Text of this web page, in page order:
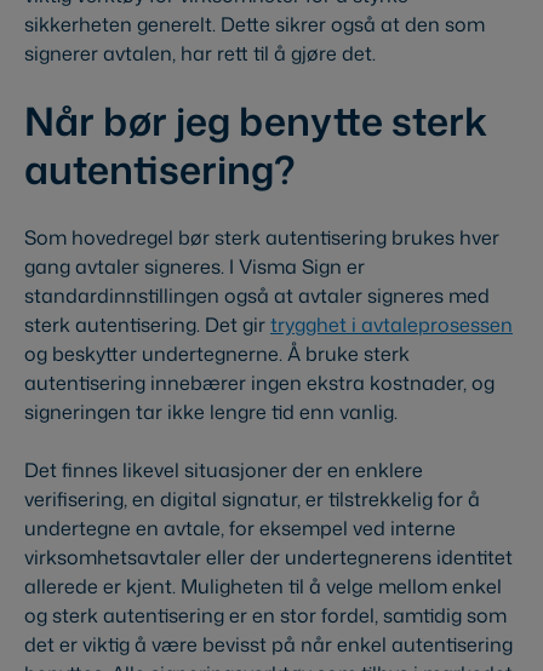
sikkerheten generelt. Dette sikrer også at den som
signerer avtalen, har rett til å gjøre det.
Når bør jeg benytte sterk
autentisering?
Som hovedregel bør sterk autentisering brukes hver
gang avtaler signeres. I Visma Sign er
standardinnstillingen også at avtaler signeres med
sterk autentisering. Det girtrygghet i avtaleprosessen
og beskytter undertegnerne. Å bruke sterk
autentisering innebærer ingen ekstra kostnader, og
signeringen tar ikke lengre tid enn vanlig.
Det finnes likevel situasjoner der en enklere
verifisering, en digital signatur, er tilstrekkelig for å
undertegne en avtale, for eksempel ved interne
virksomhetsavtaler eller der undertegnerens identitet
allerede er kjent. Muligheten til å velge mellom enkel
og sterk autentisering er en stor fordel, samtidig som
det er viktig å være bevisst på når enkel autentisering